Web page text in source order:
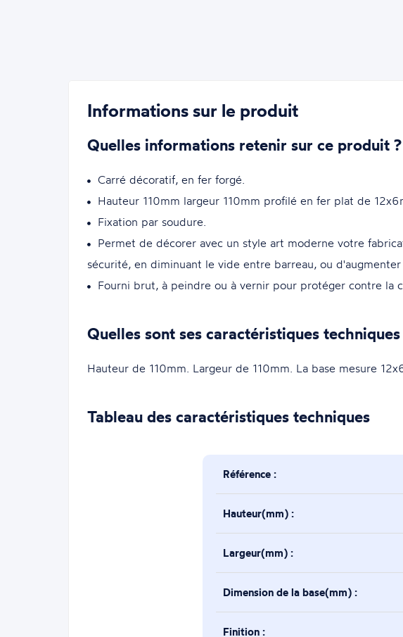
Informations sur le produit
Quelles informations retenir sur ce produit ?
Carré décoratif, en fer forgé.
Hauteur 110mm largeur 110mm profilé en fer plat de
Fixation par soudure.
Permet de décorer avec un style art moderne votre
sécurité, en diminuant le vide entre barreau, ou
Fourni brut, à peindre ou à vernir pour protéger contre la
Quelles sont ses caractéristiques techniques
Hauteur de 110mm. Largeur de 110mm. La base mesure
Tableau des caractéristiques techniques
Référence :
Hauteur(mm) :
Largeur(mm) :
Dimension de la base(mm) :
Finition :